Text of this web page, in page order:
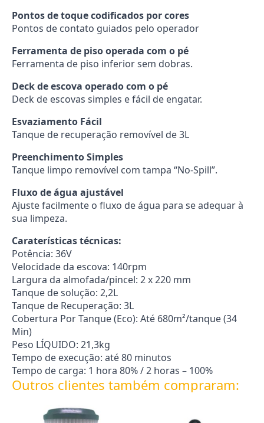
Pontos de toque codificados por cores
Pontos de contato guiados pelo operador
Ferramenta de piso operada com o pé
Ferramenta de piso inferior sem dobras.
Deck de escova operado com o pé
Deck de escovas simples e fácil de engatar.
Esvaziamento Fácil
Tanque de recuperação removível de 3L
Preenchimento Simples
Tanque limpo removível com tampa “No-Spill”.
Fluxo de água ajustável
Ajuste facilmente o fluxo de água para se adequar à
sua limpeza.
Caraterísticas técnicas:
Potência: 36V
Velocidade da escova: 140rpm
Largura da almofada/pincel: 2 x 220 mm
Tanque de solução: 2,2L
Tanque de Recuperação: 3L
Cobertura Por Tanque (Eco): Até 680m²/tanque (34
Min)
Peso LÍQUIDO: 21,3kg
Tempo de execução: até 80 minutos
Tempo de carga: 1 hora 80% / 2 horas – 100%
Outros clientes também compraram: